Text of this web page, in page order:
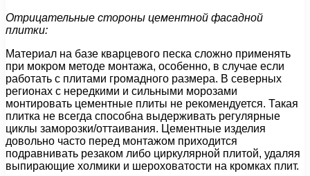
Отрицательные стороны цементной фасадной
плитки:
Материал на базе кварцевого песка сложно применять
при мокром методе монтажа, особенно, в случае если
работать с плитами громадного размера. В северных
регионах с нередкими и сильными морозами
монтировать цементные плиты не рекомендуется. Такая
плитка не всегда способна выдерживать регулярные
циклы заморозки/оттаивания. Цементные изделия
довольно часто перед монтажом приходится
подравнивать резаком либо циркулярной плитой, удаляя
выпирающие холмики и шероховатости на кромках плит.